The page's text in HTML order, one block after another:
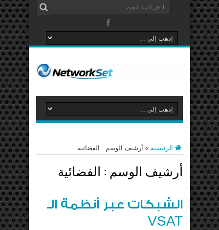
الرئيسية » أرشيف الوسم : الفضائية
أرشيف الوسم : الفضائية
الشبكات عبر أنظمة الـ
VSAT